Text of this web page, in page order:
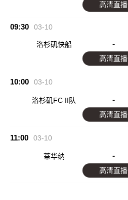
高清直播
09:30 03-10
洛杉矶快船 -
高清直播
10:00 03-10
洛杉矶FC II队 -
高清直播
11:00 03-10
蒂华纳 -
高清直播